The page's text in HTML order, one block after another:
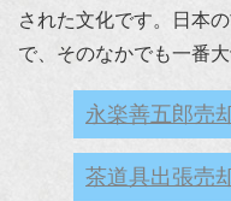
された文化です。日本
で、そのなかでも一番
永楽善五郎売
茶道具出張売